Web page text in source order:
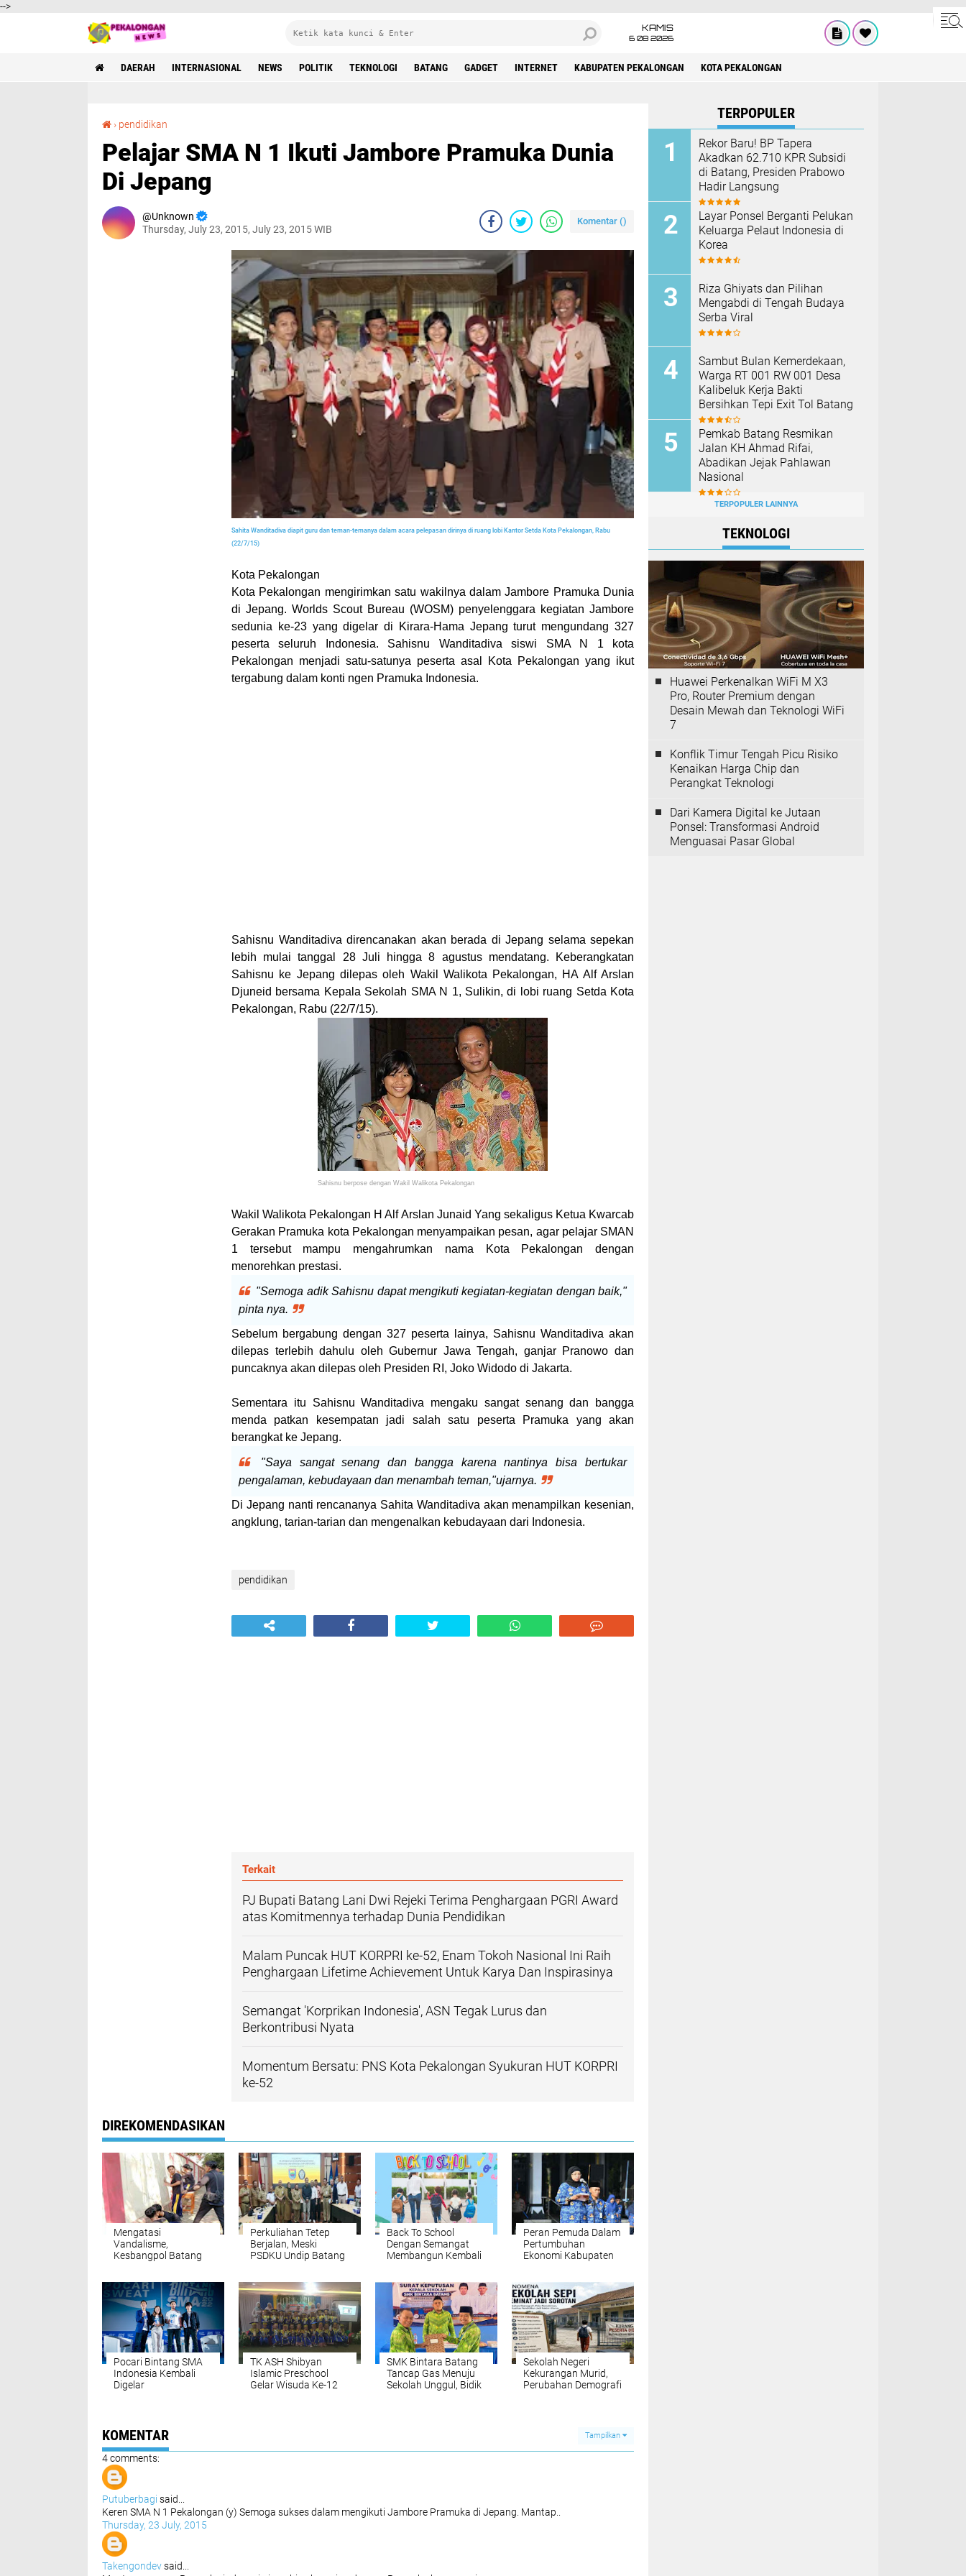
-->
KAMIS
6 08 2026
DAERAH INTERNASIONAL NEWS POLITIK TEKNOLOGI BATANG GADGET INTERNET KABUPATEN PEKALONGAN KOTA PEKALONGAN
› pendidikan
Pelajar SMA N 1 Ikuti Jambore Pramuka Dunia
Di Jepang
Unknown
Thursday, July 23, 2015, July 23, 2015 WIB
Komentar ()
Sahita Wanditadiva diapit guru dan teman-temanya dalam acara pelepasan dirinya di ruang lobi Kantor Setda Kota Pekalongan, Rabu
(22/7/15)
Kota Pekalongan
Kota Pekalongan mengirimkan satu wakilnya dalam Jambore Pramuka Dunia
di Jepang. Worlds Scout Bureau (WOSM) penyelenggara kegiatan Jambore
sedunia ke-23 yang digelar di Kirara-Hama Jepang turut mengundang 327
peserta seluruh Indonesia. Sahisnu Wanditadiva siswi SMA N 1 kota
Pekalongan menjadi satu-satunya peserta asal Kota Pekalongan yang ikut
tergabung dalam konti ngen Pramuka Indonesia.
Sahisnu Wanditadiva direncanakan akan berada di Jepang selama sepekan
lebih mulai tanggal 28 Juli hingga 8 agustus mendatang. Keberangkatan
Sahisnu ke Jepang dilepas oleh Wakil Walikota Pekalongan, HA Alf Arslan
Djuneid bersama Kepala Sekolah SMA N 1, Sulikin, di lobi ruang Setda Kota
Pekalongan, Rabu (22/7/15).
Sahisnu berpose dengan Wakil Walikota Pekalongan
Wakil Walikota Pekalongan H Alf Arslan Junaid Yang sekaligus Ketua Kwarcab
Gerakan Pramuka kota Pekalongan menyampaikan pesan, agar pelajar SMAN
1 tersebut mampu mengahrumkan nama Kota Pekalongan dengan
menorehkan prestasi.
"Semoga adik Sahisnu dapat mengikuti kegiatan-kegiatan dengan baik,"
pinta nya.
Sebelum bergabung dengan 327 peserta lainya, Sahisnu Wanditadiva akan
dilepas terlebih dahulu oleh Gubernur Jawa Tengah, ganjar Pranowo dan
puncaknya akan dilepas oleh Presiden RI, Joko Widodo di Jakarta.
Sementara itu Sahisnu Wanditadiva mengaku sangat senang dan bangga
menda patkan kesempatan jadi salah satu peserta Pramuka yang akan
berangkat ke Jepang.
"Saya sangat senang dan bangga karena nantinya bisa bertukar
pengalaman, kebudayaan dan menambah teman,"ujarnya.
Di Jepang nanti rencananya Sahita Wanditadiva akan menampilkan kesenian,
angklung, tarian-tarian dan mengenalkan kebudayaan dari Indonesia.
pendidikan
Terkait
PJ Bupati Batang Lani Dwi Rejeki Terima Penghargaan PGRI Award
atas Komitmennya terhadap Dunia Pendidikan
Malam Puncak HUT KORPRI ke-52, Enam Tokoh Nasional Ini Raih
Penghargaan Lifetime Achievement Untuk Karya Dan Inspirasinya
Semangat 'Korprikan Indonesia', ASN Tegak Lurus dan
Berkontribusi Nyata
Momentum Bersatu: PNS Kota Pekalongan Syukuran HUT KORPRI
ke-52
DIREKOMENDASIKAN
Mengatasi
Vandalisme,
Kesbangpol Batang
Lomba Mural Pelajar
Perkuliahan Tetep
Berjalan, Meski
PSDKU Undip Batang
Back To School
Dengan Semangat
Membangun Kembali
Peran Pemuda Dalam
Pertumbuhan
Ekonomi Kabupaten
Pocari Bintang SMA
Indonesia Kembali
Digelar
TK ASH Shibyan
Islamic Preschool
Gelar Wisuda Ke-12
SMK Bintara Batang
Tancap Gas Menuju
Sekolah Unggul, Bidik
Sekolah Negeri
Kekurangan Murid,
Perubahan Demografi
KOMENTAR Tampilkan
4 comments:
Putuberbagi said...
Keren SMA N 1 Pekalongan (y) Semoga sukses dalam mengikuti Jambore Pramuka di Jepang. Mantap..
Thursday, 23 July, 2015
Takengondevsaid...
TERPOPULER
Rekor Baru! BP Tapera
Akadkan 62.710 KPR Subsidi
di Batang, Presiden Prabowo
Hadir Langsung
Layar Ponsel Berganti Pelukan
Keluarga Pelaut Indonesia di
Korea
Riza Ghiyats dan Pilihan
Mengabdi di Tengah Budaya
Serba Viral
Sambut Bulan Kemerdekaan,
Warga RT 001 RW 001 Desa
Kalibeluk Kerja Bakti
Bersihkan Tepi Exit Tol Batang
Pemkab Batang Resmikan
Jalan KH Ahmad Rifai,
Abadikan Jejak Pahlawan
Nasional
TERPOPULER LAINNYA
TEKNOLOGI
Huawei Perkenalkan WiFi M X3
Pro, Router Premium dengan
Desain Mewah dan Teknologi WiFi
7
Konflik Timur Tengah Picu Risiko
Kenaikan Harga Chip dan
Perangkat Teknologi
Dari Kamera Digital ke Jutaan
Ponsel: Transformasi Android
Menguasai Pasar Global